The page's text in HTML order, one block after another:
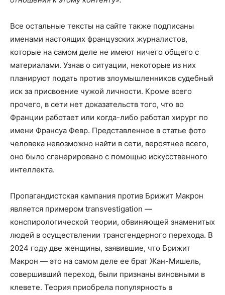
Все остальные тексты на сайте также подписаны
именами настоящих французских журналистов,
которые на самом деле не имеют ничего общего с
материалами. Узнав о ситуации, некоторые из них
планируют подать против злоумышленников судебный
иск за присвоение чужой личности. Кроме всего
прочего, в сети нет доказательств того, что во
Франции работает или когда-либо работал хирург по
имени Франсуа Февр. Представленное в статье фото
человека невозможно найти в сети, вероятнее всего,
оно было сгенерировано с помощью искусственного
интеллекта.
Пропагандистская кампания против Брижит Макрон
является примером transvestigation —
конспирологической теории, обвиняющей знаменитых
людей в осуществлении трансгендерного перехода. В
2024 году две женщины, заявившие, что Брижит
Макрон — это на самом деле ее брат Жан-Мишель,
совершивший переход, были признаны виновными в
клевете. Теория приобрела популярность в